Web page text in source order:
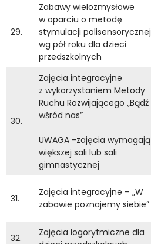
29.
Zabawy wielozmysłowe
w oparciu o metodę
stymulacji polisensorycznej
wg pół roku dla dzieci
przedszkolnych
30.
Zajęcia integracyjne
z wykorzystaniem Metody
Ruchu Rozwijającego „Bądź
wśród nas”
UWAGA -zajęcia wymagają
większej sali lub sali
gimnastycznej
31.
Zajęcia integracyjne – „W
zabawie poznajemy siebie”
32.
Zajęcia logorytmiczne dla